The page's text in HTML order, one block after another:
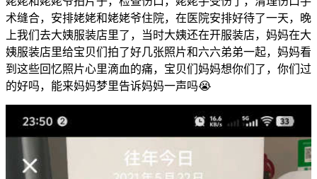
术缝合，安排姥姥和姥姥爷住院，在医院安排好待了一天，晚
上我们去大姨服装店里了，当时大姨还在开服装店，妈妈在大
姨服装店里给宝贝们拍了好几张照片和六六弟弟一起，妈妈看
到这些回忆照片心里滴血的痛，宝贝们妈妈想你们了，你们过
的好吗，能来妈妈梦里告诉妈妈一声吗😭